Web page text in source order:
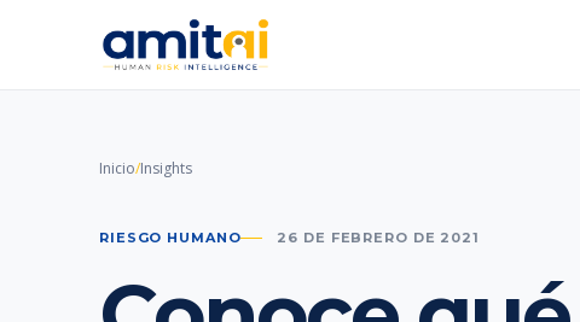
Inicio/Insights
RIESGO HUMANO 26 DE FEBRERO DE 2021